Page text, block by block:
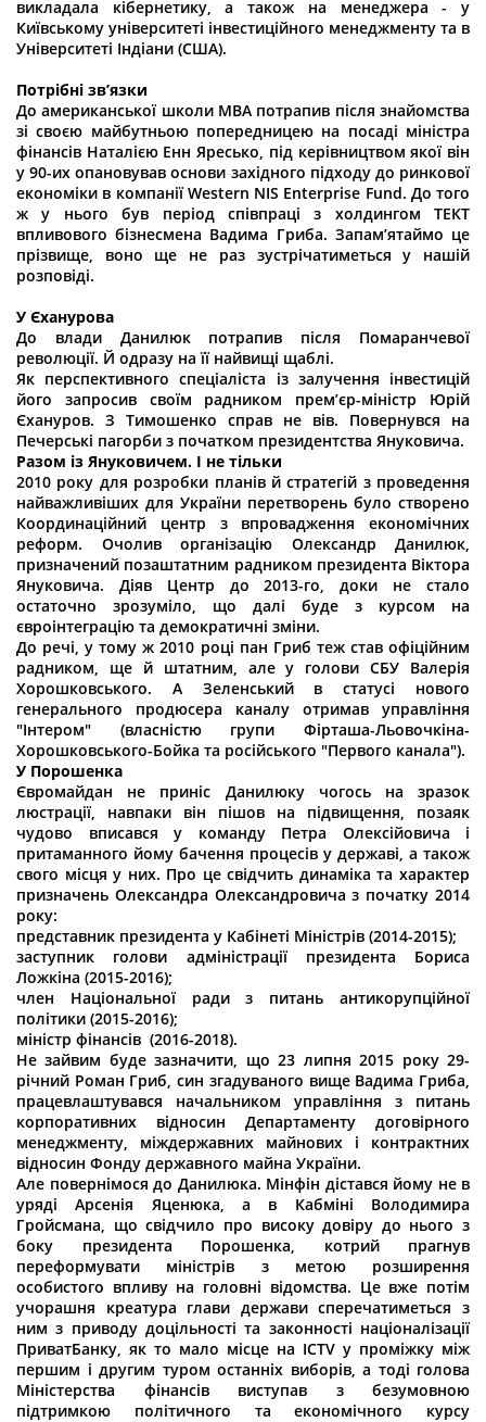
викладала кібернетику, а також на менеджера - у
Київському університеті інвестиційного менеджменту та в
Університеті Індіани (США).
Потрібні зв’язки
До американської школи МВА потрапив після знайомства
зі своєю майбутньою попередницею на посаді міністра
фінансів Наталією Енн Яресько, під керівництвом якої він
у 90-их опановував основи західного підходу до ринкової
економіки в компанії Western NIS Enterprise Fund. До того
ж у нього був період співпраці з холдингом ТЕКТ
впливового бізнесмена Вадима Гриба. Запам’ятаймо це
прізвище, воно ще не раз зустрічатиметься у нашій
розповіді.
У Єханурова
До влади Данилюк потрапив після Помаранчевої
революції. Й одразу на її найвищі щаблі.
Як перспективного спеціаліста із залучення інвестицій
його запросив своїм радником прем’єр-міністр Юрій
Єхануров. З Тимошенко справ не вів. Повернувся на
Печерські пагорби з початком президентства Януковича.
Разом із Януковичем. І не тільки
2010 року для розробки планів й стратегій з проведення
найважливіших для України перетворень було створено
Координаційний центр з впровадження економічних
реформ. Очолив організацію Олександр Данилюк,
призначений позаштатним радником президента Віктора
Януковича. Діяв Центр до 2013-го, доки не стало
остаточно зрозуміло, що далі буде з курсом на
євроінтеграцію та демократичні зміни.
До речі, у тому ж 2010 році пан Гриб теж став офіційним
радником, ще й штатним, але у голови СБУ Валерія
Хорошковського. А Зеленський в статусі нового
генерального продюсера каналу отримав управління
"Інтером" (власністю групи Фірташа-Льовочкіна-
Хорошковського-Бойка та російського "Первого канала").
У Порошенка
Євромайдан не приніс Данилюку чогось на зразок
люстрації, навпаки він пішов на підвищення, позаяк
чудово вписався у команду Петра Олексійовича і
притаманного йому бачення процесів у державі, а також
свого місця у них. Про це свідчить динаміка та характер
призначень Олександра Олександровича з початку 2014
року:
представник президента у Кабінеті Міністрів (2014-2015);
заступник голови адміністрації президента Бориса
Ложкіна (2015-2016);
член Національної ради з питань антикорупційної
політики (2015-2016);
міністр фінансів (2016-2018).
Не зайвим буде зазначити, що 23 липня 2015 року 29-
річний Роман Гриб, син згадуваного вище Вадима Гриба,
працевлаштувався начальником управління з питань
корпоративних відносин Департаменту договірного
менеджменту, міждержавних майнових і контрактних
відносин Фонду державного майна України.
Але повернімося до Данилюка. Мінфін дістався йому не в
уряді Арсенія Яценюка, а в Кабміні Володимира
Гройсмана, що свідчило про високу довіру до нього з
боку президента Порошенка, котрий прагнув
переформувати міністрів з метою розширення
особистого впливу на головні відомства. Це вже потім
учорашня креатура глави держави сперечатиметься з
ним з приводу доцільності та законності націоналізації
ПриватБанку, як то мало місце на ICTV у проміжку між
першим і другим туром останніх виборів, а тоді голова
Міністерства фінансів виступав з безумовною
підтримкою політичного та економічного курсу